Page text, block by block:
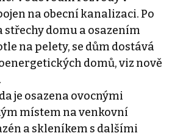
na obecní kanalizaci. Po
střechy domu a osazením
na pelety, se dům dostává
domů, viz nově
je osazena ovocnými
místem na venkovní
a skleníkem s dalšími